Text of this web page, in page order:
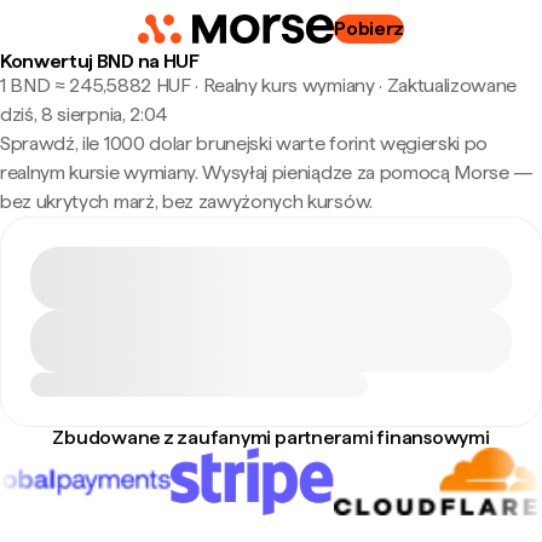
Pobierz
Konwertuj BND na HUF
1 BND ≈ 245,5882 HUF · Realny kurs wymiany· Zaktualizowane
dziś, 8 sierpnia, 2:04
Sprawdź, ile 1000 dolar brunejski warte forint węgierski po
realnym kursie wymiany. Wysyłaj pieniądze za pomocą Morse —
bez ukrytych marż, bez zawyżonych kursów.
Zbudowane z zaufanymi partnerami finansowymi